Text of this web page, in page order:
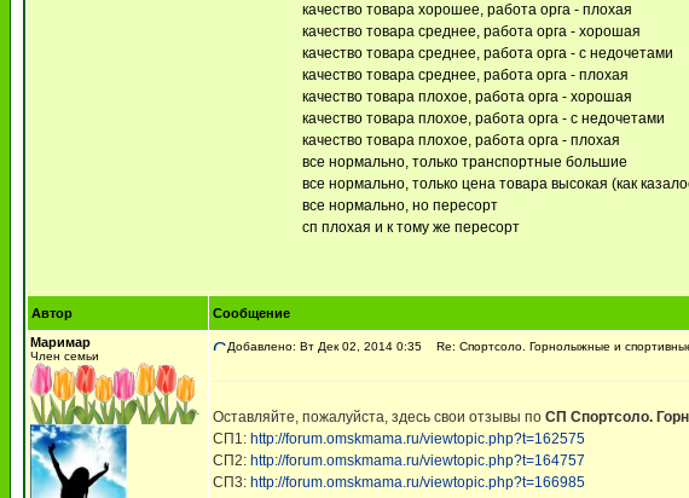
качество товара хорошее, работа орга - плохая
качество товара среднее, работа орга - хорошая
качество товара среднее, работа орга - с недочетами
качество товара среднее, работа орга - плохая
качество товара плохое, работа орга - хорошая
качество товара плохое, работа орга - с недочетами
качество товара плохое, работа орга - плохая
все нормально, только транспортные большие
все нормально, только цена товара высокая (как
все нормально, но пересорт
сп плохая и к тому же пересорт
Автор
Сообщение
Маримар
Член семьи
Добавлено: Вт Дек 02, 2014 0:35 Re: Спортсоло. Горнолыжные и
Оставляйте, пожалуйста, здесь свои отзывы по СП Спортсоло.
СП1: http://forum.omskmama.ru/viewtopic.php?t=162575
СП2: http://forum.omskmama.ru/viewtopic.php?t=164757
СП3: http://forum.omskmama.ru/viewtopic.php?t=166985